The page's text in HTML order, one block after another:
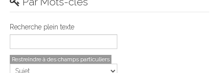
Recherche plein texte
Restreindre à des champs particuliers